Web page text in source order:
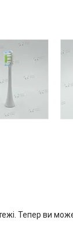
Тепер ви